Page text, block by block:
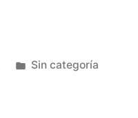
Publicada
Sin categoría